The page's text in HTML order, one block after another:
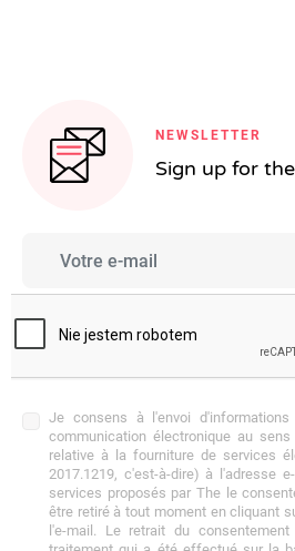
NEWSLETTER
Sign up for
Je consens à l'envoi
communication électronique au
relative à la fourniture de services
2017.1219, c'est-à-dire) à l'adresse
services proposés par The le
être retiré à tout moment en cliquant
l'e-mail. Le retrait du